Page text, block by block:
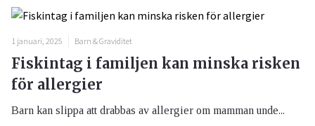
1 januari, 2025 Barn & Graviditet
Fiskintag i familjen kan minska risken
för allergier
Barn kan slippa att drabbas av allergier om mamman unde...